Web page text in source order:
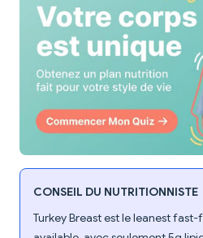
CONSEIL DU NUTRITIONNISTE
Turkey Breast est le leanest